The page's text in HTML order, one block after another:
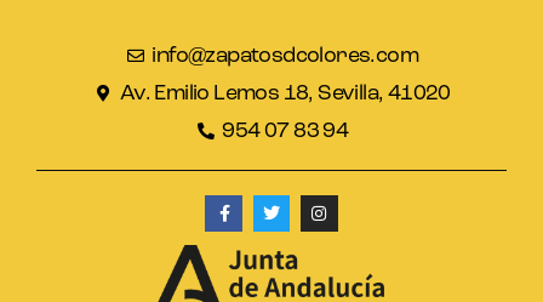
info@zapatosdcolores.com
Av. Emilio Lemos 18, Sevilla, 41020
954 07 83 94